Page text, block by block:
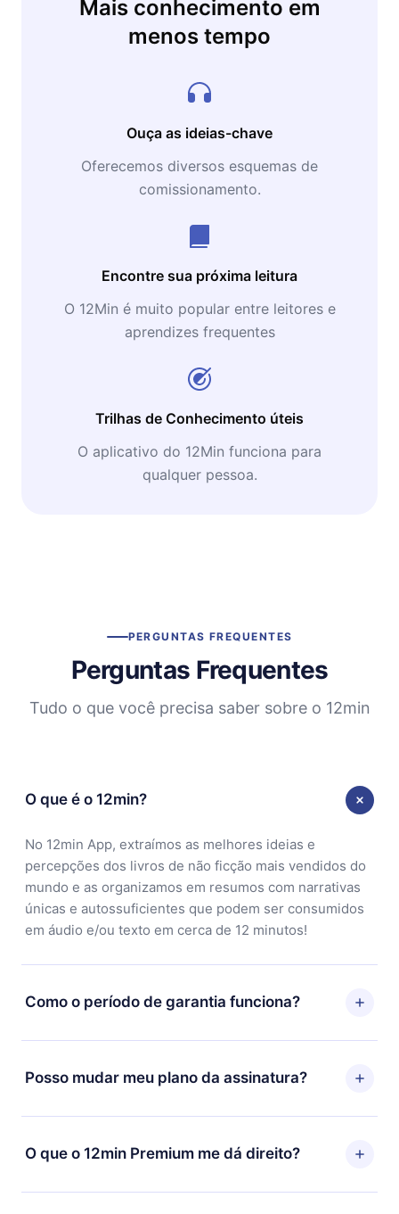
Mais conhecimento em
menos tempo
Ouça as ideias-chave
Oferecemos diversos esquemas de
comissionamento.
Encontre sua próxima leitura
O 12Min é muito popular entre leitores e
aprendizes frequentes
Trilhas de Conhecimento úteis
O aplicativo do 12Min funciona para
qualquer pessoa.
PERGUNTAS FREQUENTES
Perguntas Frequentes
Tudo o que você precisa saber sobre o 12min
O que é o 12min?
No 12min App, extraímos as melhores ideias e
percepções dos livros de não ficção mais vendidos do
mundo e as organizamos em resumos com narrativas
únicas e autossuficientes que podem ser consumidos
em áudio e/ou texto em cerca de 12 minutos!
Como o período de garantia funciona?
Você pode baixar nosso aplicativo e começar a
aproveitar nossa biblioteca. Se por algum motivo não
ficar satisfeito com nossa plataforma, basta entrar em
solicitar o reembolso do valor. Você receberá tudo que
Posso mudar meu plano da assinatura?
Sim, mas a mudança só se aplicará a partir do próximo
período de cobrança. Por exemplo, se você decidiu
mudar sua assinatura mensal para anual, após
O que o 12min Premium me dá direito?
O 12min Premium é um plano que te garante acesso a